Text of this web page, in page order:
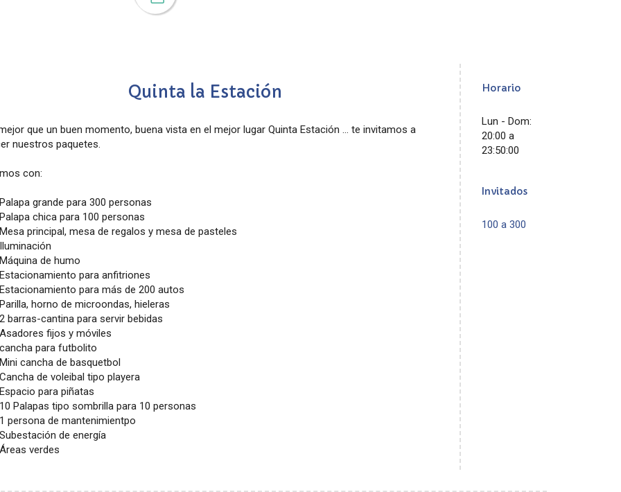
Quinta la Estación
que un buen momento, buena vista en el mejor lugar Quinta Estación ... te invitamos a
nuestros paquetes.
con:
Palapa grande para 300 personas
Palapa chica para 100 personas
Mesa principal, mesa de regalos y mesa de pasteles
Iluminación
Máquina de humo
Estacionamiento para anfitriones
Estacionamiento para más de 200 autos
Parilla, horno de microondas, hieleras
2 barras-cantina para servir bebidas
Asadores fijos y móviles
cancha para futbolito
Mini cancha de basquetbol
Cancha de voleibal tipo playera
Espacio para piñatas
10 Palapas tipo sombrilla para 10 personas
1 persona de mantenimientpo
Subestación de energía
Áreas verdes
Horario
Lun - Dom:
20:00 a
23:50:00
Invitados
100 a 300